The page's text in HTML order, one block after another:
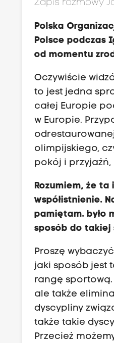
Zapis rozmowy
Polska
Polsce podczas
od momentu
Oczywiście
to jest jedna
całej Europie
w Europie.
olimpijskiego,
pokój i przyjaźń,
Rozumiem, że
współistnienie.
pamiętam. było
sposób do takiej
Proszę
jaki sposób jest
rangę sportową.
ale także
dyscypliny
także takie
Przecież